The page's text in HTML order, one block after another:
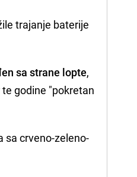
trajanje baterije
sa strane lopte,
godine "pokretan
sa crveno-zeleno-